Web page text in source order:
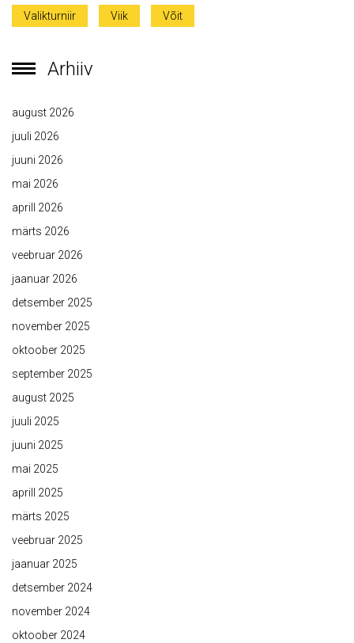
Valikturniir Viik Võit
Arhiiv
august 2026
juuli 2026
juuni 2026
mai 2026
aprill 2026
märts 2026
veebruar 2026
jaanuar 2026
detsember 2025
november 2025
oktoober 2025
september 2025
august 2025
juuli 2025
juuni 2025
mai 2025
aprill 2025
märts 2025
veebruar 2025
jaanuar 2025
detsember 2024
november 2024
oktoober 2024